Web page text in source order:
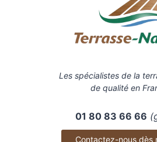
Les spécialistes de la
de qualité en
01 80 83 66 66
Contactez-nous dès